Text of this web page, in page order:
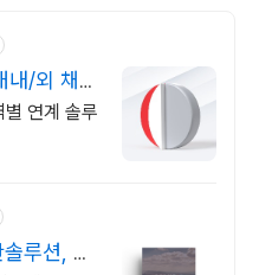
/외 채널
연계 솔루
루션, 내